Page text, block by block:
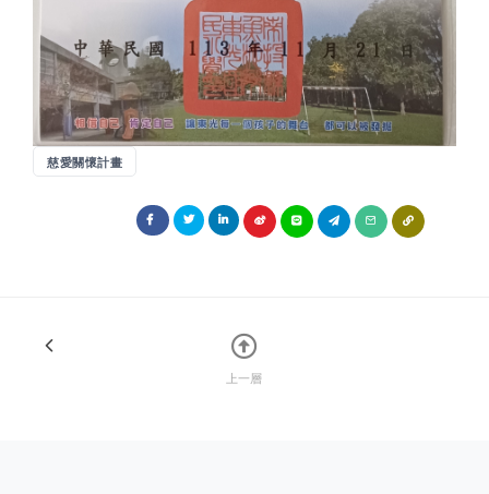
慈愛關懷計畫
上一層